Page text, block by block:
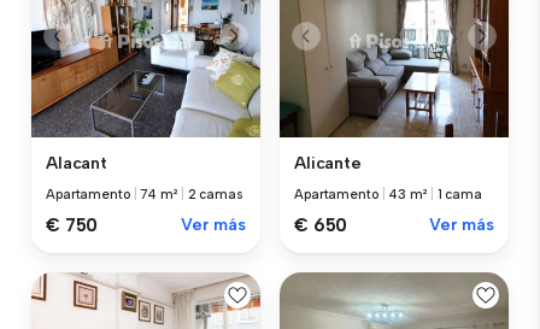
Alacant
Apartamento |74 m² 2 camas
€ 750 Ver más
Alicante
Apartamento 43 m² 1 cama
€ 650 Ver más